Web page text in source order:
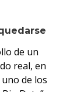
de un
real, en
de los